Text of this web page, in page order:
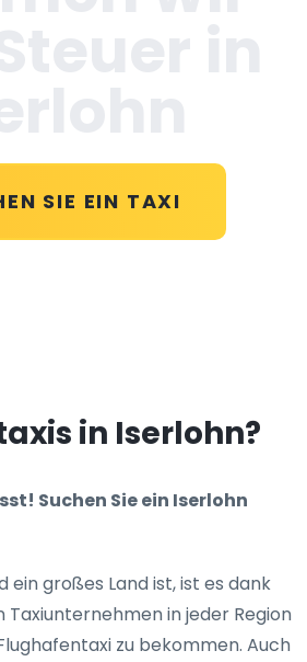
SIE EIN TAXI
in Iserlohn?
Suchen Sie ein Iserlohn
ein großes Land ist, ist es dank
Taxiunternehmen in jeder Region
zu bekommen. Auch